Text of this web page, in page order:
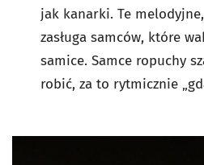
jak kanarki. Te
zasługa samców, które
samice. Samce ropuchy
robić, za to rytmicznie